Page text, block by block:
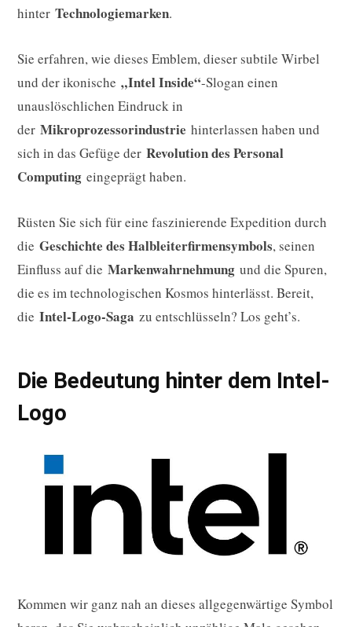
hinter Technologiemarken.
Sie erfahren, wie dieses Emblem, dieser subtile Wirbel
und der ikonische „Intel Inside“-Slogan einen
unauslöschlichen Eindruck in
der Mikroprozessorindustrie hinterlassen haben und
sich in das Gefüge der Revolution des Personal
Computing eingeprägt haben.
Rüsten Sie sich für eine faszinierende Expedition durch
die Geschichte des Halbleiterfirmensymbols, seinen
Einfluss auf die Markenwahrnehmung und die Spuren,
die es im technologischen Kosmos hinterlässt. Bereit,
die Intel-Logo-Saga zu entschlüsseln? Los geht’s.
Die Bedeutung hinter dem Intel-
Logo
Kommen wir ganz nah an dieses allgegenwärtige Symbol